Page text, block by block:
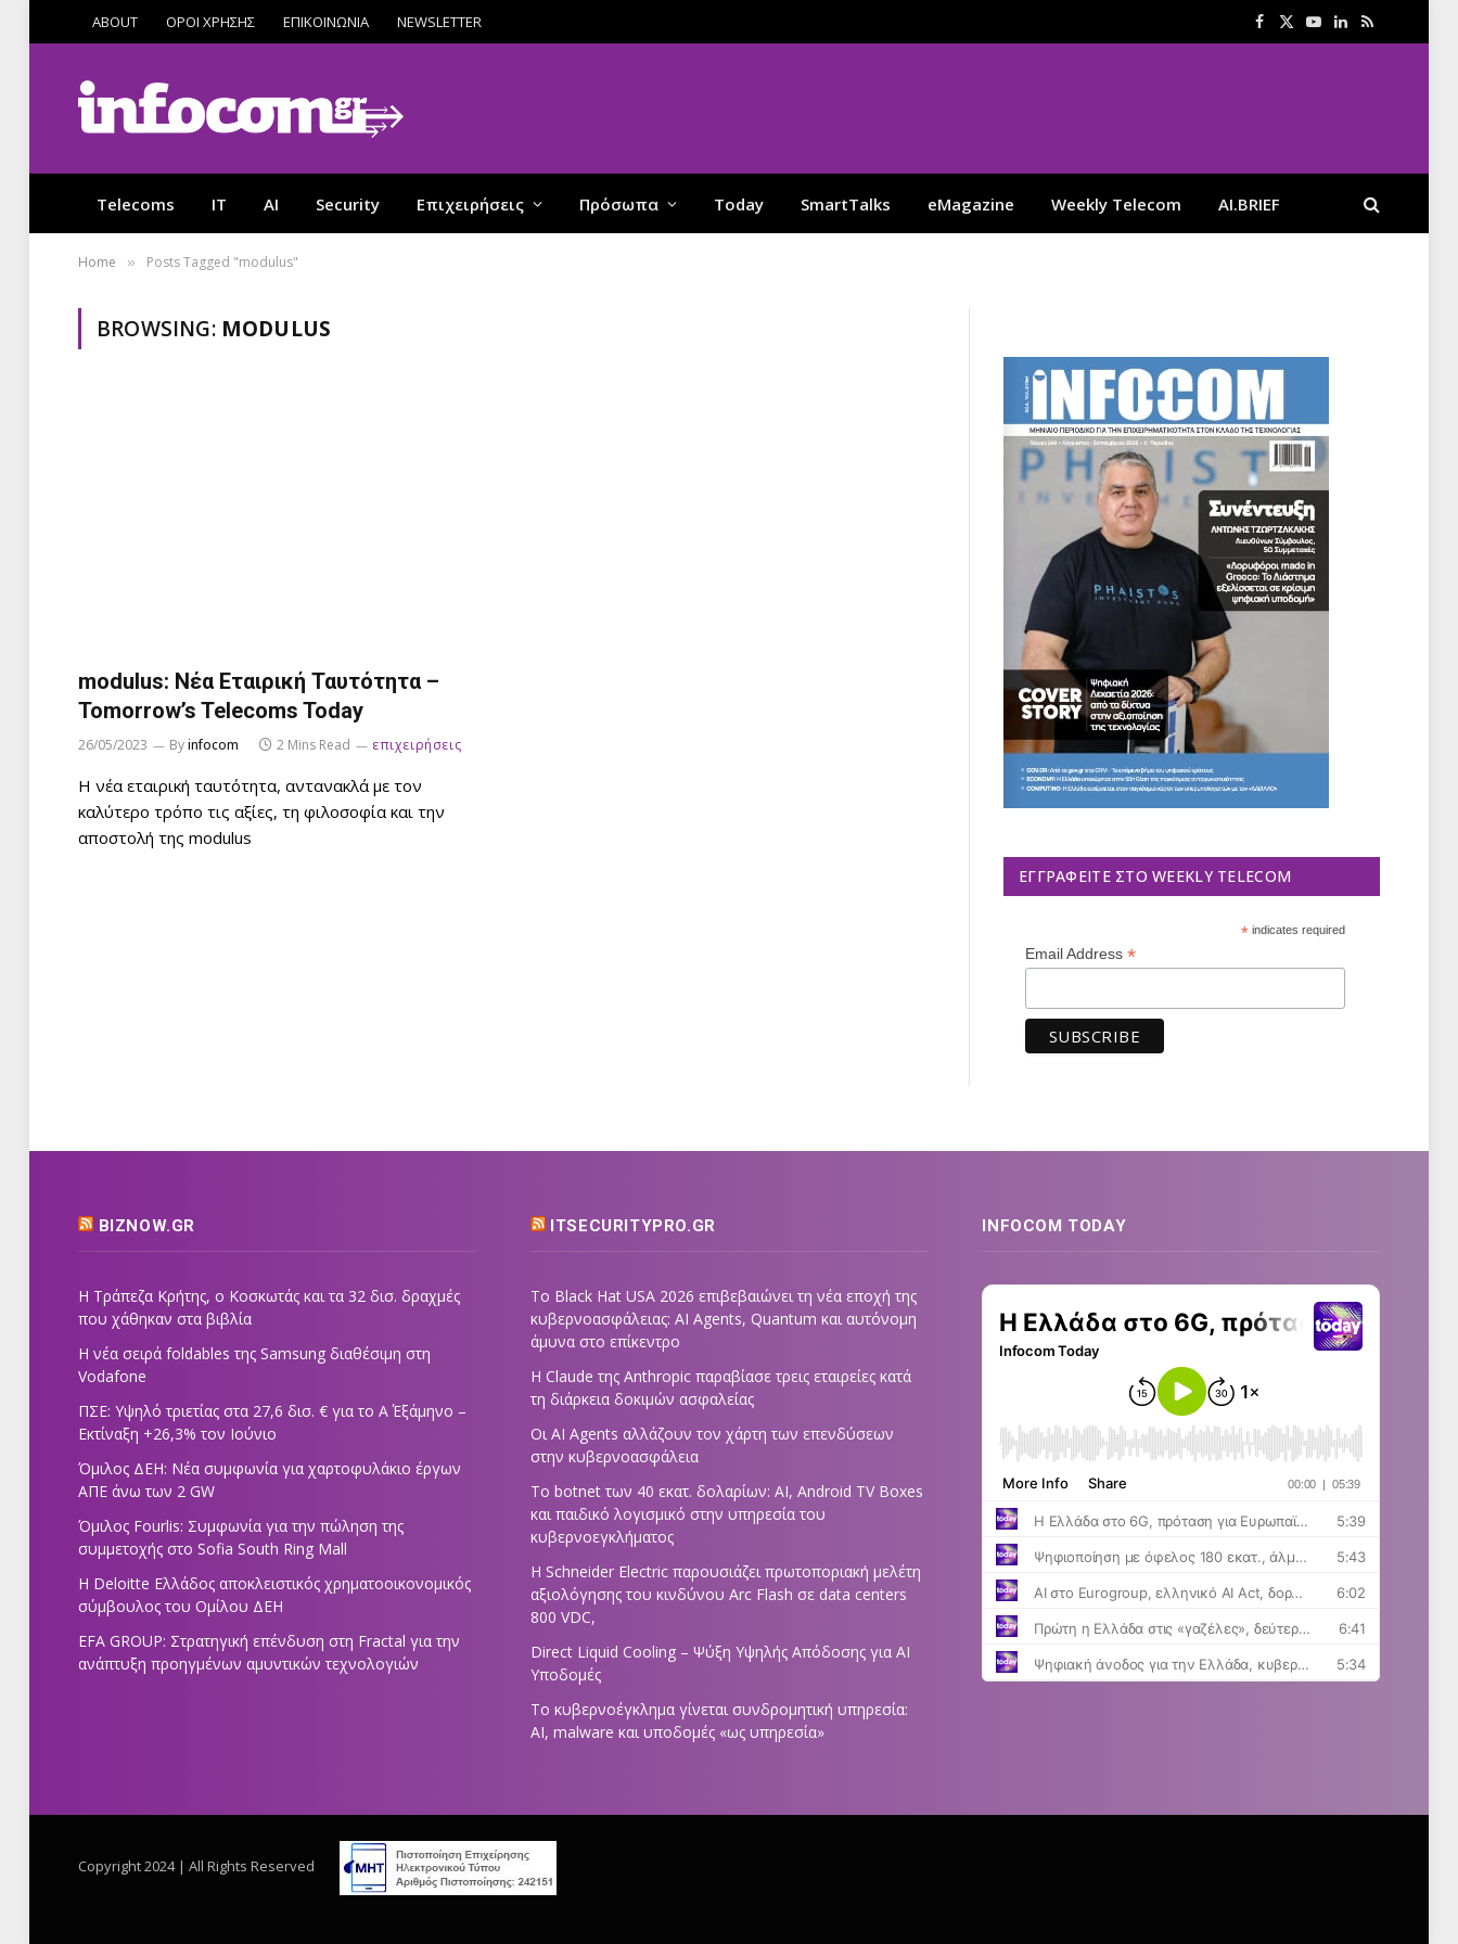
ABOUT ΟΡΟΙ ΧΡΗΣΗΣ ΕΠΙΚΟΙΝΩΝΙΑ NEWSLETTER Facebook
X
YouTube
LinkedIn
RSS
Telecoms IT AI Security Επιχειρήσεις Πρόσωπα Today SmartTalks eMagazine Weekly Telecom AI.BRIEF
Home » Posts Tagged "modulus"
BROWSING: MODULUS
modulus: Νέα Εταιρική Ταυτότητα –
Tomorrow’s Telecoms Today
26/05/2023 Byinfocom 2 Mins Read επιχειρήσεις
Η νέα εταιρική ταυτότητα, αντανακλά με τον
καλύτερο τρόπο τις αξίες, τη φιλοσοφία και την
αποστολή της modulus
ΕΓΓΡΑΦΕΊΤΕ ΣΤΟ WEEKLY TELECOM
*indicates required
Email Address *
BIZNOW.GR
Η Τράπεζα Κρήτης, ο Κοσκωτάς και τα 32 δισ. δραχμές
που χάθηκαν στα βιβλία
Η νέα σειρά foldables της Samsung διαθέσιμη στη
Vodafone
ΠΣΕ: Υψηλό τριετίας στα 27,6 δισ. € για το Α΄ Εξάμηνο –
Εκτίναξη +26,3% τον Ιούνιο
Όμιλος ΔΕΗ: Νέα συμφωνία για χαρτοφυλάκιο έργων
ΑΠΕ άνω των 2 GW
Όμιλος Fourlis: Συμφωνία για την πώληση της
συμμετοχής στο Sofia South Ring Mall
Η Deloitte Ελλάδος αποκλειστικός χρηματοοικονομικός
σύμβουλος του Ομίλου ΔΕΗ
EFA GROUP: Στρατηγική επένδυση στη Fractal για την
ανάπτυξη προηγμένων αμυντικών τεχνολογιών
ITSECURITYPRO.GR
Το Black Hat USA 2026 επιβεβαιώνει τη νέα εποχή της
κυβερνοασφάλειας: AI Agents, Quantum και αυτόνομη
άμυνα στο επίκεντρο
Η Claude της Anthropic παραβίασε τρεις εταιρείες κατά
τη διάρκεια δοκιμών ασφαλείας
Οι AI Agents αλλάζουν τον χάρτη των επενδύσεων
στην κυβερνοασφάλεια
Το botnet των 40 εκατ. δολαρίων: AI, Android TV Boxes
και παιδικό λογισμικό στην υπηρεσία του
κυβερνοεγκλήματος
Η Schneider Electric παρουσιάζει πρωτοποριακή μελέτη
αξιολόγησης του κινδύνου Arc Flash σε data centers
800 VDC,
Direct Liquid Cooling – Ψύξη Υψηλής Απόδοσης για AI
Υποδομές
Το κυβερνοέγκλημα γίνεται συνδρομητική υπηρεσία:
AI, malware και υποδομές «ως υπηρεσία»
INFOCOM TODAY
Copyright 2024 | All Rights Reserved